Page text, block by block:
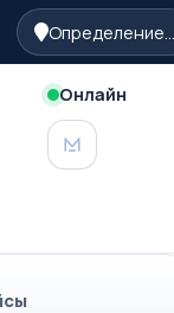
Определение...
Онлайн
MAX